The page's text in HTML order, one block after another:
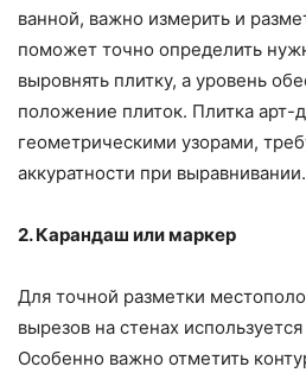
ванной, важно измерить и
поможет точно определить
выровнять плитку, а уровень
положение плиток. Плитка арт-
геометрическими узорами,
аккуратности при выравнивании.
2. Карандаш или маркер
Для точной разметки
вырезов на стенах
Особенно важно отметить